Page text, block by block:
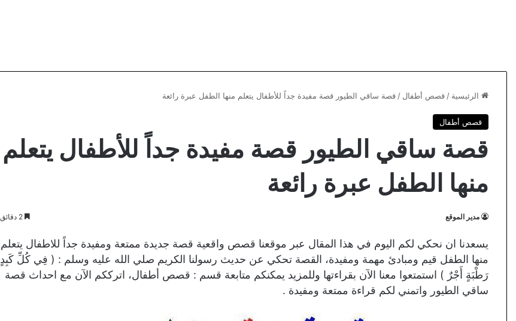
الرئيسية / قصص أطفال / قصة ساقي الطيور قصة مفيدة جداً للأطفال يتعلم منها الطفل عبرة رائعة
قصص أطفال
قصة ساقي الطيور قصة مفيدة جداً للأطفال يتعلم
منها الطفل عبرة رائعة
مدير الموقع
يسعدنا ان نحكي لكم اليوم في هذا المقال عبر موقعنا قصص واقعية قصة جديدة ممتعة ومفيدة جداً للاطفال يتعلم
منها الطفل قيم ومبادئ مهمة ومفيدة، القصة تحكي عن حديث رسولنا الكريم صلي الله عليه وسلم : ( فِي كُلِّ كَبِدٍ
رَطْبَةٍ أَجْرٌ ) استمتعوا معنا الآن بقراءتها وللمزيد يمكنكم متابعة قسم : قصص أطفال، اترككم الآن مع احداث قصة
ساقي الطيور واتمني لكم قراءة ممتعة ومفيدة .